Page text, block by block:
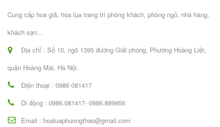
Cung cấp hoa giả, hoa lụa trang trí phòng khách, phòng ngủ, nhà hàng,
khách sạn...
Địa chỉ : Số 10, ngõ 1395 đường Giải phóng, Phường Hoàng Liệt,
quận Hoàng Mai, Hà Nội.
Điện thoại : 0986 081417
Di động : 0986.081417- 0986.889956
Email : hoaluaphuongthao@gmail.com